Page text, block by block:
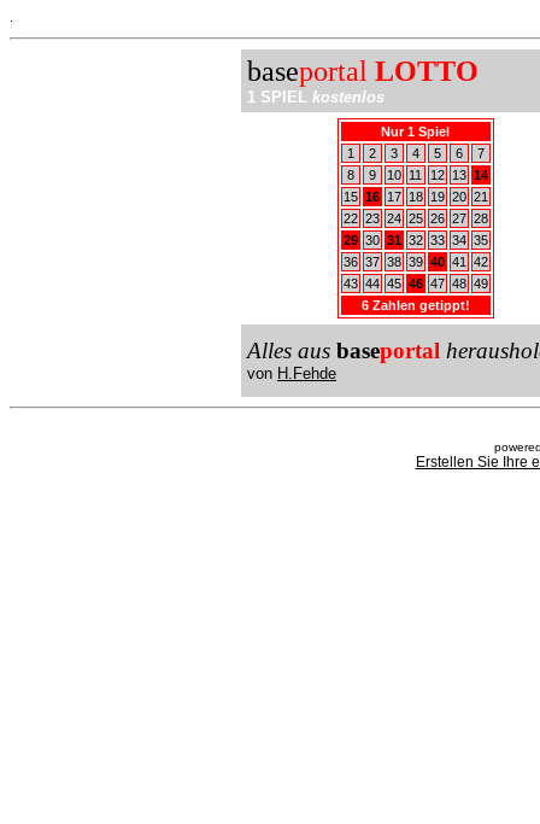
baseportal LOTTO
1 SPIEL kostenlos
Nur 1 Spiel
1
2 3 4 5 6
7
8
9 10 11 12 13 14
15 16 17 18 19 20 21
22 23 24 25 26 27 28
29 30 31 32 33 34 35
36 37 38 39 40 41
42
43 44 45 46 47 48 49
6 Zahlen getippt!
Alles aus baseportal
von H.Fehde
Erstellen Sie Ihre